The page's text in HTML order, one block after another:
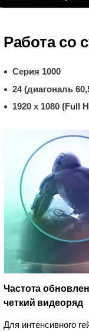
Работа со
Серия 1000
24 (диагональ
1920 x 1080 (Full
Частота
четкий видеоряд
Для интенсивного